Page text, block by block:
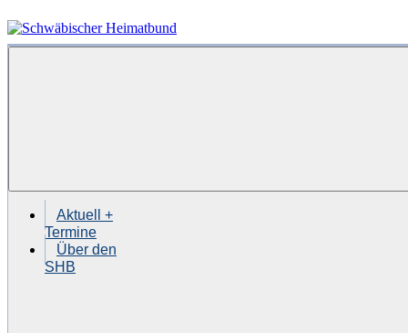
Aktuell +
Termine
Über den
SHB